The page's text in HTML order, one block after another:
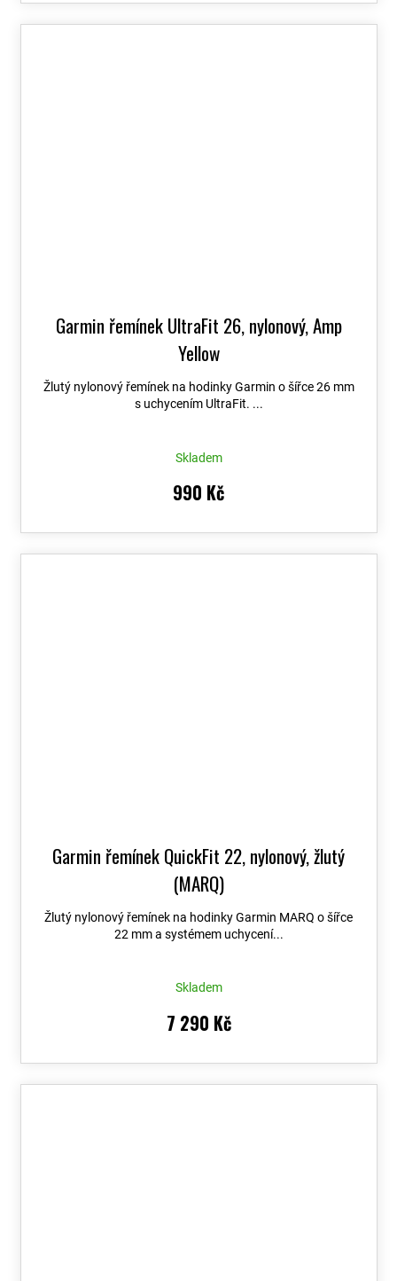
Garmin řemínek UltraFit 26, nylonový, Amp
Yellow
Žlutý nylonový řemínek na hodinky Garmin o šířce 26 mm
s uchycením UltraFit. ...
Skladem
990 Kč
Garmin řemínek QuickFit 22, nylonový, žlutý
(MARQ)
Žlutý nylonový řemínek na hodinky Garmin MARQ o šířce
22 mm a systémem uchycení...
Skladem
7 290 Kč